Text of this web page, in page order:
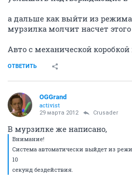
а дальше как выйти из
мурзилка молчит насчет этого
Авто с механической коробкой
ОТВЕТИТЬ
OGGrand
activist
29 марта 2012 Crusader
В мурзилке же написано,
Внимание!
Система автоматически выйдет из
10
секунд бездействия.